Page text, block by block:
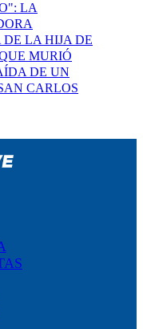
LA
DE LA HIJA DE
MURIÓ
DE UN
CARLOS